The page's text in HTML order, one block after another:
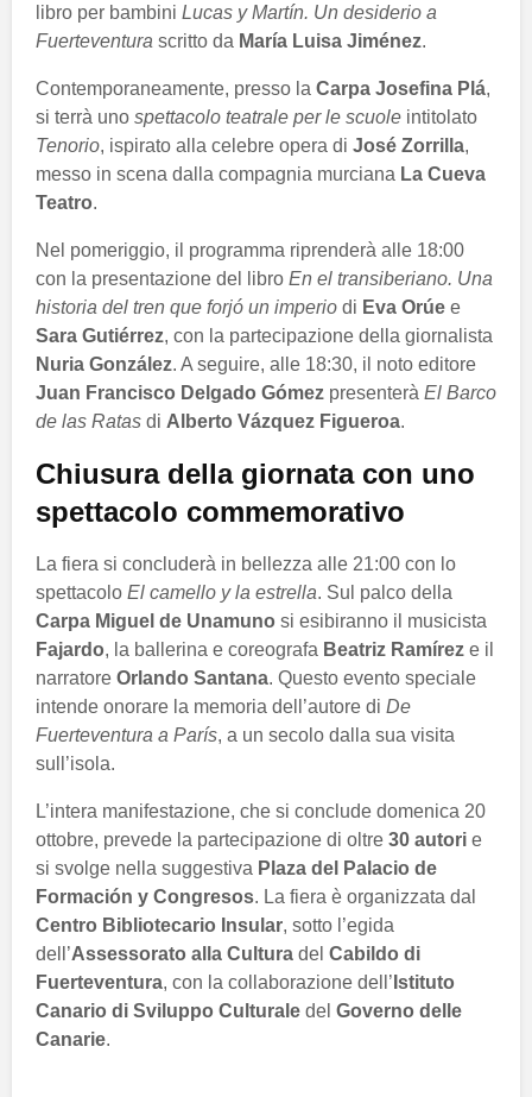
libro per bambini Lucas y Martín. Un desiderio a
Fuerteventura scritto da María Luisa Jiménez.
Contemporaneamente, presso la Carpa Josefina Plá,
si terrà uno spettacolo teatrale per le scuole intitolato
Tenorio, ispirato alla celebre opera di José Zorrilla,
messo in scena dalla compagnia murciana La Cueva
Teatro.
Nel pomeriggio, il programma riprenderà alle 18:00
con la presentazione del libro En el transiberiano. Una
historia del tren que forjó un imperio di Eva Orúe e
Sara Gutiérrez, con la partecipazione della giornalista
Nuria González. A seguire, alle 18:30, il noto editore
Juan Francisco Delgado Gómez presenterà El Barco
de las Ratas di Alberto Vázquez Figueroa.
Chiusura della giornata con uno
spettacolo commemorativo
La fiera si concluderà in bellezza alle 21:00 con lo
spettacolo El camello y la estrella. Sul palco della
Carpa Miguel de Unamuno si esibiranno il musicista
Fajardo, la ballerina e coreografa Beatriz Ramírez e il
narratore Orlando Santana. Questo evento speciale
intende onorare la memoria dell’autore di De
Fuerteventura a París, a un secolo dalla sua visita
sull’isola.
L’intera manifestazione, che si conclude domenica 20
ottobre, prevede la partecipazione di oltre 30 autori e
si svolge nella suggestiva Plaza del Palacio de
Formación y Congresos. La fiera è organizzata dal
Centro Bibliotecario Insular, sotto l’egida
dell’Assessorato alla Cultura del Cabildo di
Fuerteventura, con la collaborazione dell’ Istituto
Canario di Sviluppo Culturale del Governo delle
Canarie.